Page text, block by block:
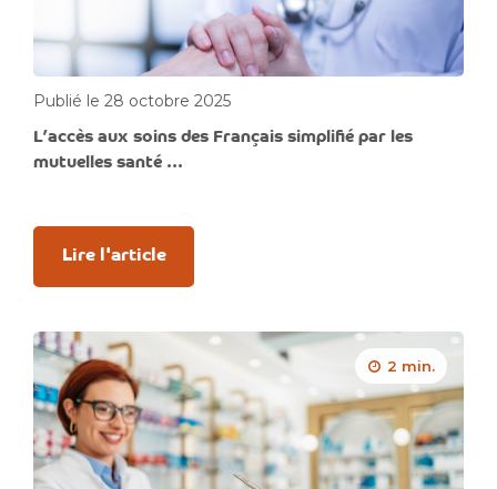
Publié le 28 octobre 2025
L’accès aux soins des Français simplifié par les
mutuelles santé ...
Lire l'article
2 min.